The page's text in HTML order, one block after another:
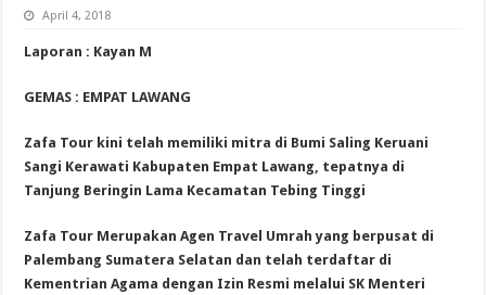
April 4, 2018
Laporan : Kayan M
GEMAS : EMPAT LAWANG
Zafa Tour kini telah memiliki mitra di Bumi Saling Keruani
Sangi Kerawati Kabupaten Empat Lawang, tepatnya di
Tanjung Beringin Lama Kecamatan Tebing Tinggi
Zafa Tour Merupakan Agen Travel Umrah yang berpusat di
Palembang Sumatera Selatan dan telah terdaftar di
Kementrian Agama dengan Izin Resmi melalui SK Menteri